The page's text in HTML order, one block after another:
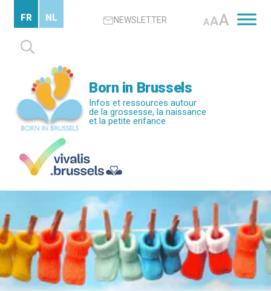
contenu
principal
NEWSLETTER AAA
Rechercher :
FR NL
Born in Brussels
Infos et ressources autour
de la grossesse, la naissance
et la petite enfance